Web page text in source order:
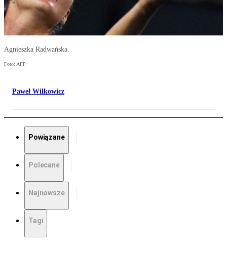
Agnieszka Radwańska.
Foto: AFP
Paweł Wilkowicz
Powiązane
Polecane
Najnowsze
Tagi